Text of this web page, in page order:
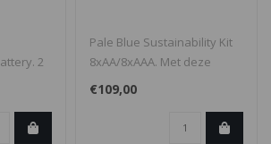
2
Pale Blue Sustainability Kit
8xAA/8xAAA. Met deze
geavanceerde oplaadbare
lithiu..
€109,00